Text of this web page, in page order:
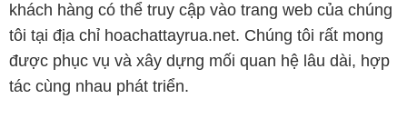
khách hàng có thể truy cập vào trang web của chúng
tôi tại địa chỉ hoachattayrua.net. Chúng tôi rất mong
được phục vụ và xây dựng mối quan hệ lâu dài, hợp
tác cùng nhau phát triển.